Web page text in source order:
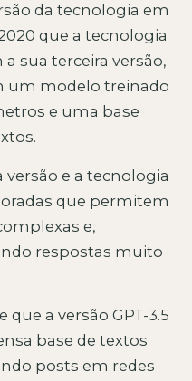
da tecnologia em
que a tecnologia
sua terceira versão,
um modelo treinado
e uma base
e a tecnologia
que permitem
e,
respostas muito
que a versão GPT-3.5
base de textos
posts em redes